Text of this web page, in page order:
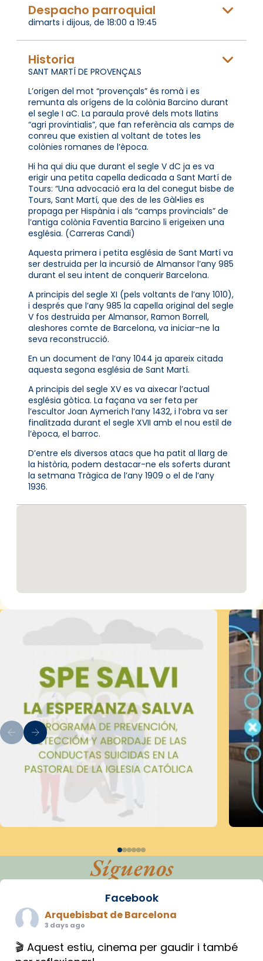
Despacho parroquial
dimarts i dijous, de 18:00 a 19:45
Historia
SANT MARTÍ DE PROVENÇALS
L’origen del mot “provençals” és romà i es
remunta als orígens de la colònia Barcino durant
el segle I aC. La paraula prové dels mots llatins
“agri provintialis”, que fan referència als camps de
conreu que existien al voltant de totes les
colònies romanes de l’època.
Hi ha qui diu que durant el segle V dC ja es va
erigir una petita capella dedicada a Sant Martí de
Tours: “Una advocació era la del conegut bisbe de
Tours, Sant Martí, que des de les Gàl•lies es
propaga per Hispània i als “camps provincials” de
l’antiga colònia Faventia Barcino li erigeixen una
església. (Carreras Candi)
Aquesta primera i petita església de Sant Martí va
ser destruida per la incursió de Almansor l’any 985
durant el seu intent de conquerir Barcelona.
A principis del segle XI (pels voltants de l’any 1010),
i després que l’any 985 la capella original del segle
V fos destruida per Almansor, Ramon Borrell,
aleshores comte de Barcelona, va iniciar-ne la
seva reconstrucció.
En un document de l’any 1044 ja apareix citada
aquesta segona església de Sant Martí.
A principis del segle XV es va aixecar l’actual
església gòtica. La façana va ser feta per
l’escultor Joan Aymerich l’any 1432, i l’obra va ser
finalitzada durant el segle XVII amb el nou estil de
l’època, el barroc.
D’entre els diversos atacs que ha patit al llarg de
la història, podem destacar-ne els soferts durant
la setmana Tràgica de l’any 1909 o el de l’any
1936.
Síguenos
Facebook
Arquebisbat de Barcelona
3 days ago
🎬 Aquest estiu, cinema per gaudir i també